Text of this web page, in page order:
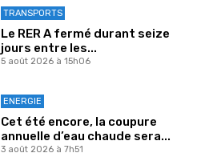
TRANSPORTS
Le RER A fermé durant seize
jours entre les...
5 août 2026 à 15h06
ENERGIE
Cet été encore, la coupure
annuelle d’eau chaude sera...
3 août 2026 à 7h51